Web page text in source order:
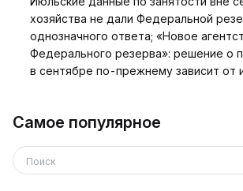
хозяйства не дали Федеральной
однозначного ответа; «Новое
Федерального резерва»: решение о
в сентябре по-прежнему зависит от
Самое популярное
Поиск